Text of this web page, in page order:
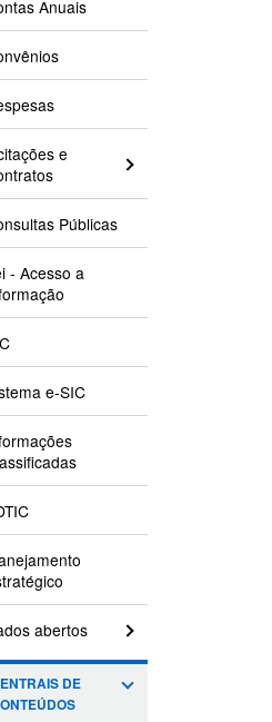
Anuais
e
Públicas
- Acesso a
e-SIC
abertos
DE